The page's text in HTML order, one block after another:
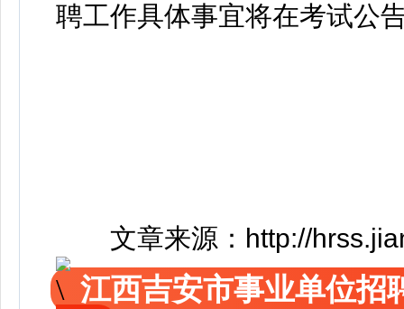
聘工作具体事宜将在考试公
文章来源：http://
江西吉安市事业单位招